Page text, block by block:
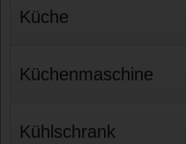
Küche
Küchenmaschine
Kühlschrank